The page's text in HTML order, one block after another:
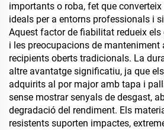
importants o roba, fet que
ideals per a entorns professionals i
Aquest factor de fiabilitat redueix
i les preocupacions de manteniment
recipients oberts tradicionals. La
altre avantatge significatiu, ja que
adquirits al por major amb tapa i
sense mostrar senyals de desgast,
degradació del rendiment. Els
resistents suporten impactes,